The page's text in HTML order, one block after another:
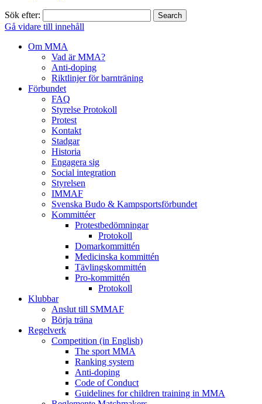
Sök efter:
Gå vidare till innehåll
Om MMA
Vad är MMA?
Anti-doping
Riktlinjer för barnträning
Förbundet
FAQ
Styrelse Protokoll
Protest
Kontakt
Stadgar
Historia
Engagera sig
Social integration
Styrelsen
IMMAF
Svenska Budo & Kampsportsförbundet
Kommittéer
Protestbedömningar
Protokoll
Domarkommittén
Medicinska kommittén
Tävlingskommittén
Pro-kommittén
Protokoll
Klubbar
Anslut till SMMAF
Börja träna
Regelverk
Competition (in English)
The sport MMA
Ranking system
Anti-doping
Code of Conduct
Guidelines for children training in MMA